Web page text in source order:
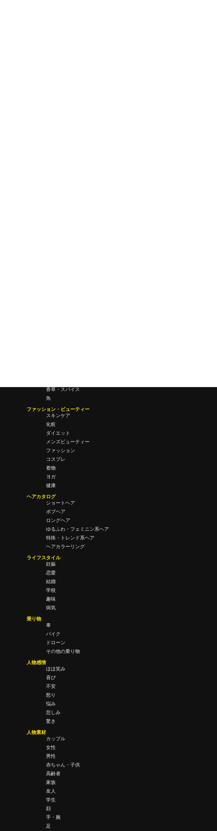
香草・スパイス
魚
ファッション・ビューティー
スキンケア
化粧
ダイエット
メンズビューティー
ファッション
コスプレ
着物
ヨガ
健康
ヘアカタログ
ショートヘア
ボブヘア
ロングヘア
ゆるふわ・フェミニン系ヘア
特殊・トレンド系ヘア
ヘアカラーリング
ライフスタイル
妊娠
恋愛
結婚
学校
趣味
病気
乗り物
車
バイク
ドローン
その他の乗り物
人物感情
ほほ笑み
喜び
不安
怒り
悩み
悲しみ
驚き
人物素材
カップル
女性
男性
赤ちゃん・子供
高齢者
家族
友人
学生
顔
手・腕
足